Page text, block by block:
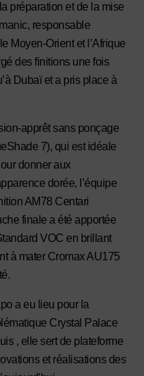
préparation et de la mise
responsable
Moyen-Orient et l’Afrique
des finitions une fois
Dubaï et a pris place à
apprêt sans ponçage
7), qui est idéale
donner aux
dorée, l’équipe
AM78 Centari
finale a été apportée
VOC en brillant
à mater Cromax AU175
a eu lieu pour la
Crystal Palace
, elle sert de plateforme
et réalisations des